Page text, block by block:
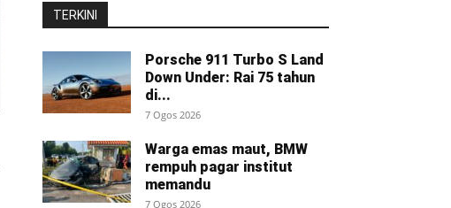
TERKINI
Porsche 911 Turbo S Land
Down Under: Rai 75 tahun
di...
7 Ogos 2026
Warga emas maut, BMW
rempuh pagar institut
memandu
7 Ogos 2026